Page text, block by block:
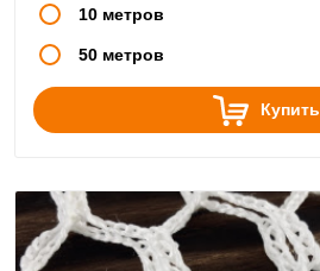
10 метров
50 метров
Купить